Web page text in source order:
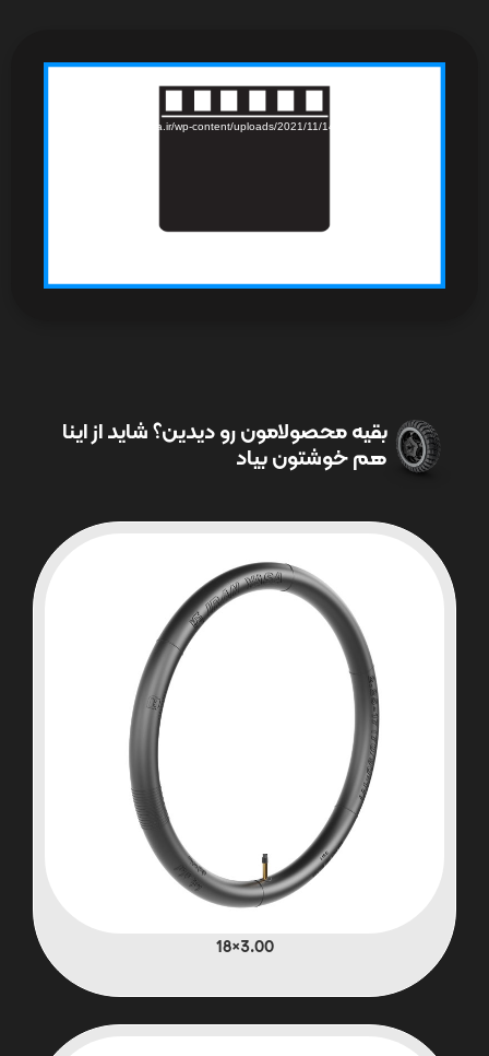
دریافت پرونده: https://www.iranyasa.ir/wp-content/uploads/2021/11/140-
بقیه محصولامون رو دیدین؟ شاید از اینا
هم خوشتون بیاد
3.00×18